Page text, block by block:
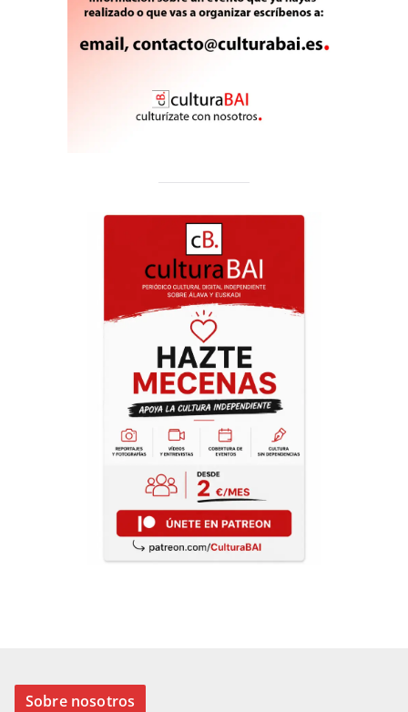
Sobre nosotros